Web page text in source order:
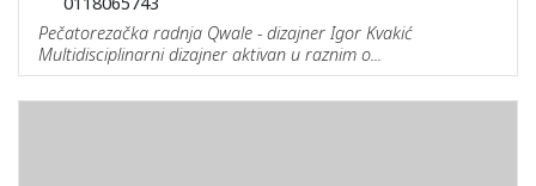
Pečatorezačka radnja Qwale - dizajner Igor Kvakić
Multidisciplinarni dizajner aktivan u raznim o...